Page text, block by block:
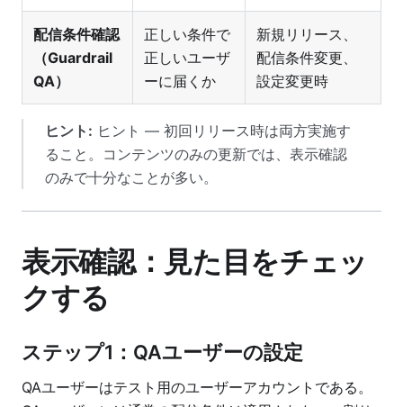
配信条件確認
（Guardrail
QA）
正しい条件で
正しいユーザ
ーに届くか
新規リリース、
配信条件変更、
設定変更時
ヒント: ヒント — 初回リリース時は両方実施す
ること。コンテンツのみの更新では、表示確認
のみで十分なことが多い。
表示確認：見た目をチェッ
クする
ステップ1：QAユーザーの設定
QAユーザーはテスト用のユーザーアカウントである。